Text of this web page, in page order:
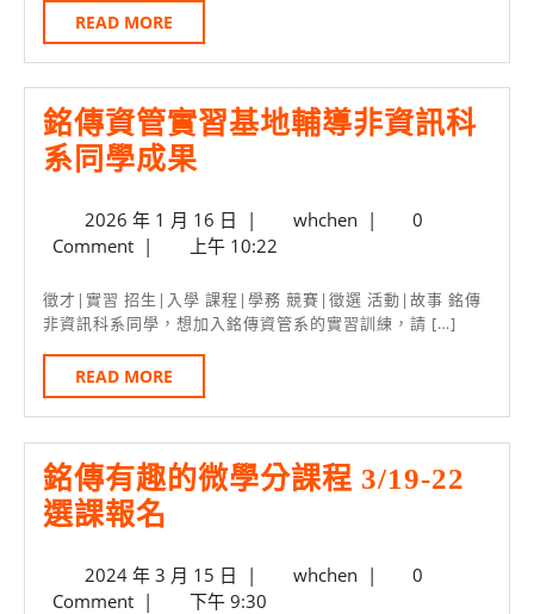
中
午
12
傳
管
PIZZA
面
會
READ MORE
MORE
銘傳資管實習基地輔導非資訊科
系同學成果
資
管
實
習
地
輔
導
訊
2026 年 1 月 16 日 2026
年
月
16
| whchenwhchen
|
0
Comment | 上午 10:22
徵才|實習 招生|入學 課程|學務 競賽|徵選 活動|故事 銘傳
非資訊科系同學，想加入銘傳資管系的實習訓練，請 […]
READ MORE
MORE
銘傳有趣的微學分課程 3/19-22
選課報名
有
2024 年 3 月 15 日 2024
年
| whchenwhchen
|
0
Comment | 下午 9:30